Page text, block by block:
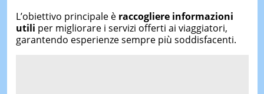
L’obiettivo principale è raccogliere informazioni
utili per migliorare i servizi offerti ai viaggiatori,
garantendo esperienze sempre più soddisfacenti.